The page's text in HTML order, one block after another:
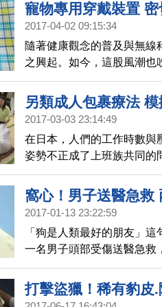
寵物專用穿戴裝置
2017-04-02 09:15:34
隨著健康觀念的普及與無線
之興起。如今，這股風潮也
健康追蹤器的穿戴裝置，裝
的健康狀況。
另類成人包裹療法
2017-03-03 23:14:49
在日本，人們的工作時數與
姿勢不正成了上班族共同的
一種減壓法，模擬胎兒環境
窩心！男子送醫急救
2017-01-13 23:22:59
「狗是人類最好的朋友」
一名男子頭部受傷送醫急救
邊，看得讓人覺得，好窩心
打擊盜獵！稀有豹皮